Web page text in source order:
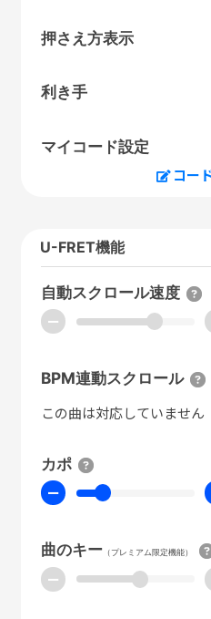
押さえ方表示
利き手
マイコード設定
コー
U-FRET機能
自動スクロール速度
ー
BPM連動スクロール
この曲は対応していません
カポ
ー
曲のキー（プレミアム限定機能）
ー